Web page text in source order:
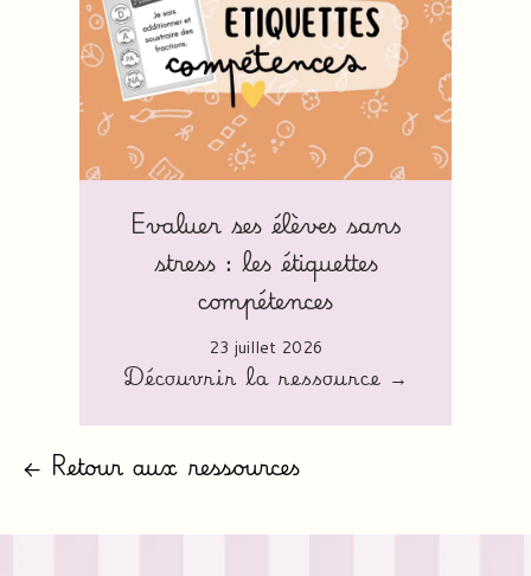
Evaluer ses élèves sans
stress : les étiquettes
compétences
23 juillet 2026
Découvrir la ressource →
← Retour aux ressources